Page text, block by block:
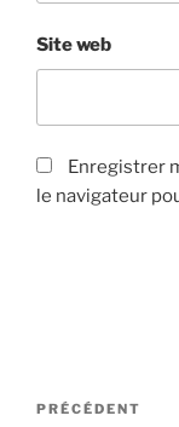
Site web
Enregistrer
le navigateur
Navigation
Article
PRÉCÉDENT